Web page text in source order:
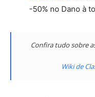
-50% no Dano à
Confira tudo sobre
Wiki de